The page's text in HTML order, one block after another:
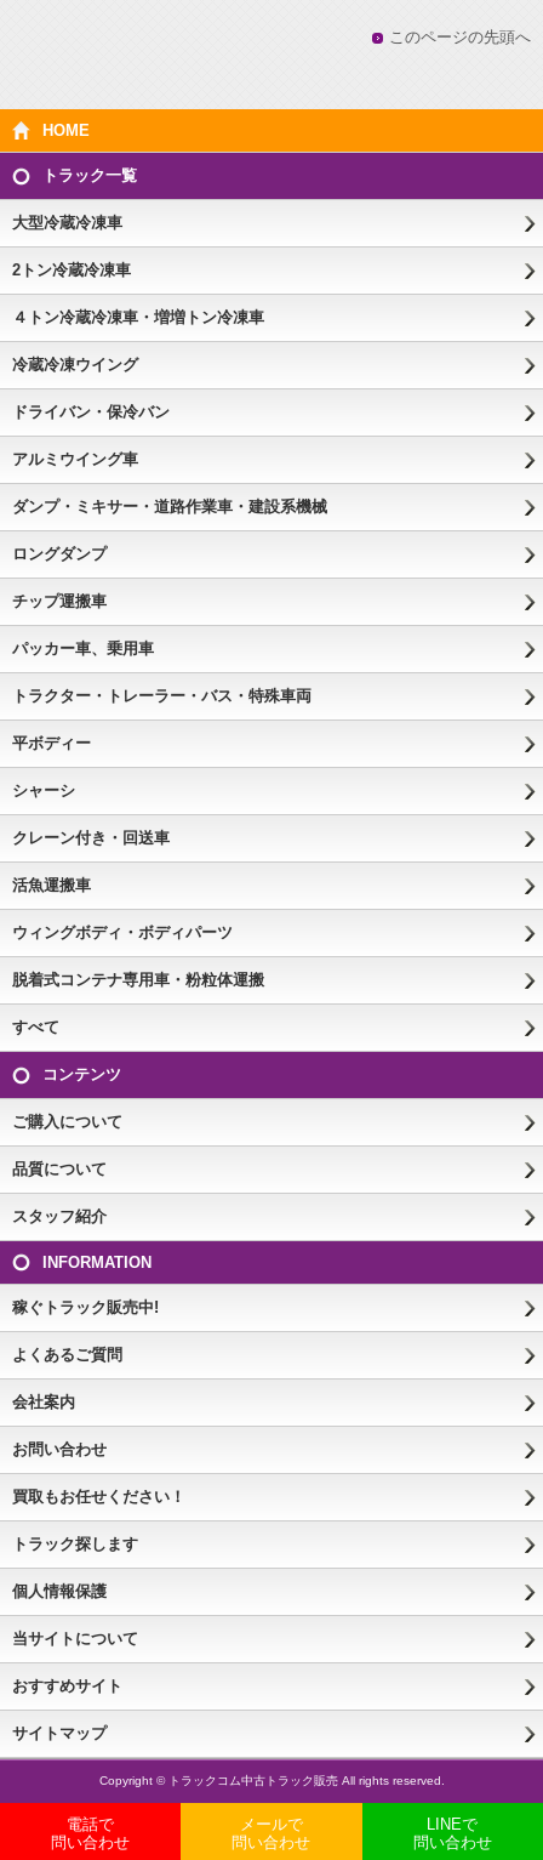
このページの先頭へ
HOME
トラック一覧
大型冷蔵冷凍車
2トン冷蔵冷凍車
４トン冷蔵冷凍車・増増トン冷凍車
冷蔵冷凍ウイング
ドライバン・保冷バン
アルミウイング車
ダンプ・ミキサー・道路作業車・建設系機械
ロングダンプ
チップ運搬車
パッカー車、乗用車
トラクター・トレーラー・バス・特殊車両
平ボディー
シャーシ
クレーン付き・回送車
活魚運搬車
ウィングボディ・ボディパーツ
脱着式コンテナ専用車・粉粒体運搬
すべて
コンテンツ
ご購入について
品質について
スタッフ紹介
INFORMATION
稼ぐトラック販売中!
よくあるご質問
会社案内
お問い合わせ
買取もお任せください！
トラック探します
個人情報保護
当サイトについて
おすすめサイト
サイトマップ
Copyright © トラックコム中古トラック販売 All rights reserved.
電話で
問い合わせ
メールで
問い合わせ
LINEで
問い合わせ